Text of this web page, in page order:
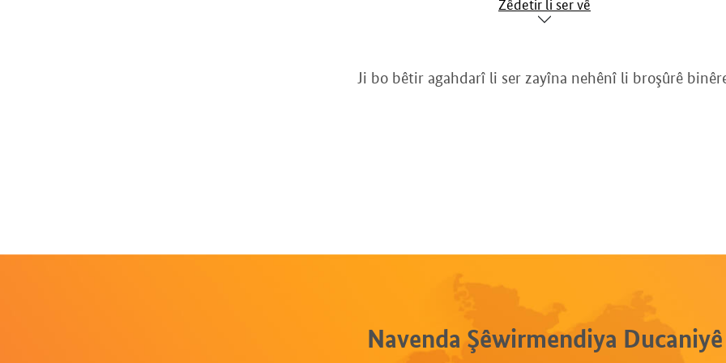
Zêdetir li ser vê
Ji bo bêtir agahdarî li ser zayîna nehênî li broşûrê
Navenda Şêwirmendiya Ducaniyê